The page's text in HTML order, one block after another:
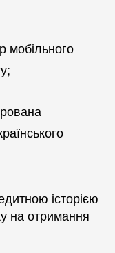
мобільного
історією
на отримання